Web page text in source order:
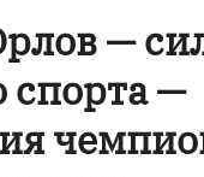
—
спорта —